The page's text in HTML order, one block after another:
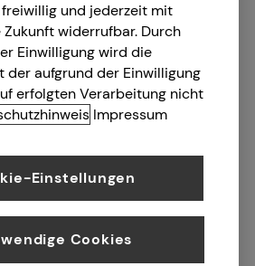
nach § 34f
GewO Bundesrepublik
§ 34 f Gewerbeordnung
die Versicherungsvermittlung
abrufbar
internet.de
auch für folgende Social
und jederzeit mit
widerrufbar. Durch
Einwilligung wird die
der aufgrund der Einwilligung
erfolgten Verarbeitung nicht
Impressum
Einstellungen
Cookies